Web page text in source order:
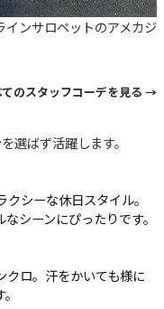
ンサロペットのアメカジ
てのスタッフコーデを見る →
選ばず活躍します。
シーな休日スタイル。
シーンにぴったりです。
クロ。汗をかいても様に